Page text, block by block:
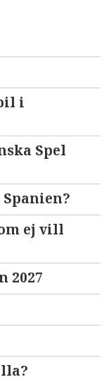
i
Spel
ej vill
2027